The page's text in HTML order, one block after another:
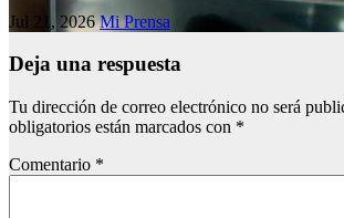
Jul 21, 2026Mi Prensa
Deja una respuesta
Tu dirección de correo electrónico no será
obligatorios están marcados con *
Comentario *